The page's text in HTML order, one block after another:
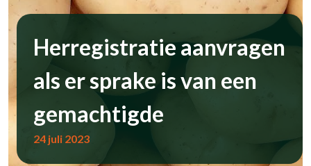
Herregistratie aanvragen
als er sprake is van een
gemachtigde
24 juli 2023